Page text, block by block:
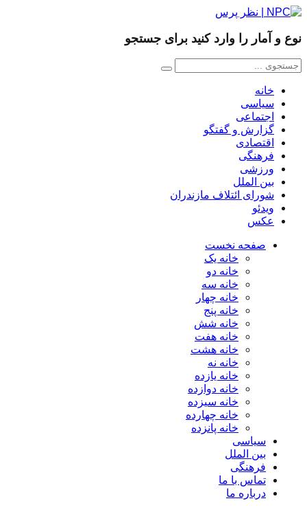
و آمار را وارد کنید برای جستجو
خانه
سیاسی
اجتماعی
گزارش و گفتگو
اقتصادی
فرهنگی
ورزشی
بین الملل
شورای ائتلاف مازندران
ویدئو
عکس
صفحه نخست
خانه یک
خانه دو
خانه سه
خانه چهار
خانه پنج
خانه شش
خانه هفت
خانه هشت
خانه نه
خانه یازده
خانه دوازده
خانه سیزده
خانه چهارده
خانه پانزده
سیاسی
بین الملل
فرهنگی
تماس با ما
درباره ما